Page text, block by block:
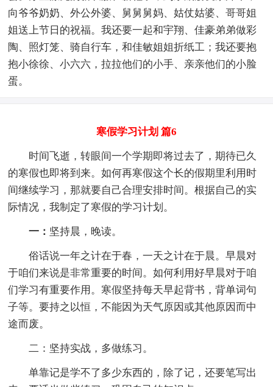
向爷爷奶奶、外公外婆、舅舅舅妈、姑仗姑婆、哥哥姐
姐送上节日的祝福。我还要一起和宇翔、佳豪弟弟做彩
陶、照灯笼、骑自行车，和佳敏姐姐折纸工；我还要抱
抱小徐徐、小六六，拉拉他们的小手、亲亲他们的小脸
蛋。
寒假学习计划 篇6
时间飞逝，转眼间一个学期即将过去了，期待已久
的寒假也即将到来。如何再寒假这个长的假期里利用时
间继续学习，那就要自己合理安排时间。根据自己的实
际情况，我制定了寒假的学习计划。
一： 坚持晨，晚读。
俗话说一年之计在于春，一天之计在于晨。早晨对
于咱们来说是非常重要的时间。如何利用好早晨对于咱
们学习有重要作用。寒假坚持每天早起背书，背单词句
子等。要持之以恒，不能因为天气原因或其他原因而中
途而废。
二：坚持实战，多做练习。
单靠记是学不了多少东西的，除了记，还要笔写出